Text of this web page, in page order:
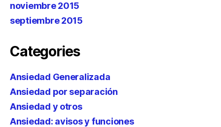
noviembre 2015
septiembre 2015
Categories
Ansiedad Generalizada
Ansiedad por separación
Ansiedad y otros
Ansiedad: avisos y funciones